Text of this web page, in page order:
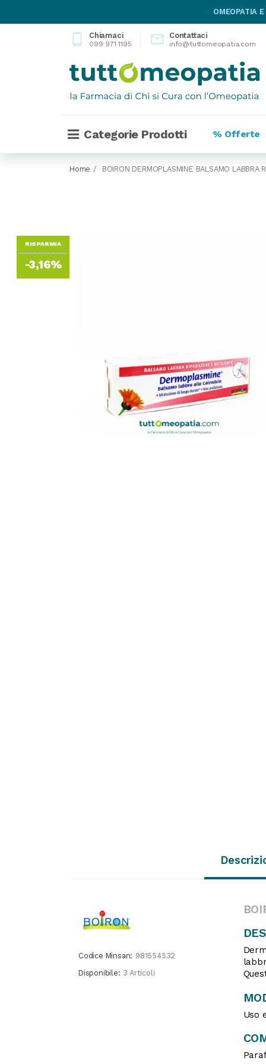
OMEOPATIA
phone_android Chiamaci
099 971 1195  Contattaci
info@tuttomeopatia.com
Categorie Prodotti % Offerte
Home BOIRON DERMOPLASMINE BALSAMO LABBRA
RISPARMIA
-3,16%
Codice Minsan: 981554532
Disponibile: 3 Articoli
Uso